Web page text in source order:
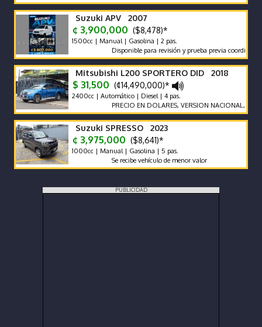
Suzuki APV 2007
¢ 3,900,000 ($8,478)*
1500cc | Manual | Gasolina | 2 pas.
Disponible para revisión y prueba previa coordinación.
Mitsubishi L200 SPORTERO DID 2018
$ 31,500 (¢14,490,000)*
2400cc | Automático | Diesel | 4 pas.
PRECIO EN DOLARES, VERSION NACIONAL,
Suzuki SPRESSO 2023
¢ 3,975,000 ($8,641)*
1000cc | Manual | Gasolina | 5 pas.
Se recibe vehículo de menor valor
PUBLICIDAD